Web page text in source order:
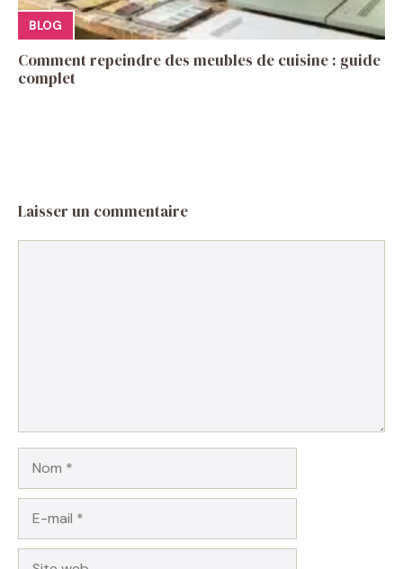
BLOG
Comment repeindre des meubles de cuisine : guide
complet
Laisser un commentaire
mail